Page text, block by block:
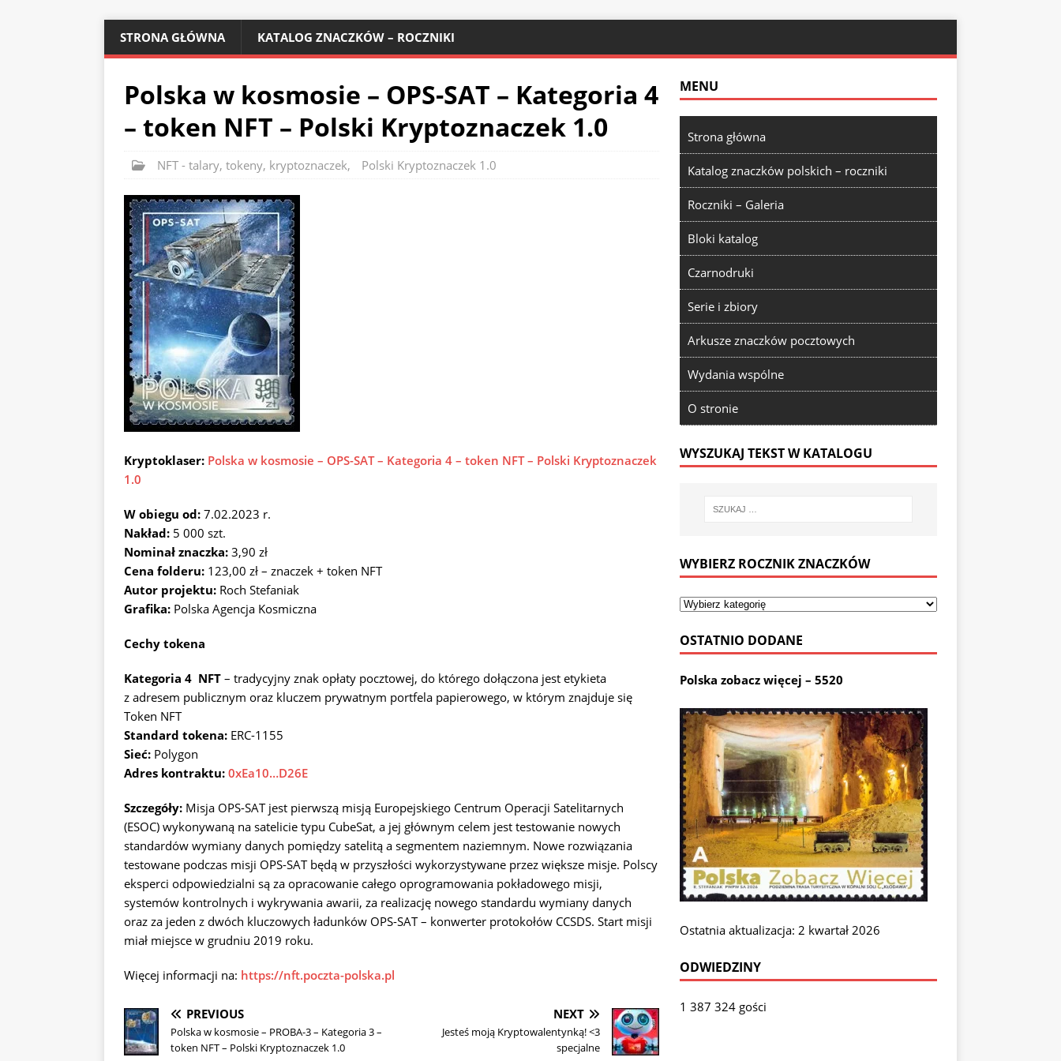
STRONA GŁÓWNA KATALOG ZNACZKÓW – ROCZNIKI
Polska w kosmosie – OPS-SAT – Kategoria 4
– token NFT – Polski Kryptoznaczek 1.0
NFT - talary, tokeny, kryptoznaczek, Polski Kryptoznaczek 1.0
Kryptoklaser: Polska w kosmosie – OPS-SAT – Kategoria 4 – token NFT – Polski Kryptoznaczek
1.0
W obiegu od: 7.02.2023 r.
Nakład: 5 000 szt.
Nominał znaczka: 3,90 zł
Cena folderu: 123,00 zł – znaczek + token NFT
Autor projektu: Roch Stefaniak
Grafika: Polska Agencja Kosmiczna
Cechy tokena
Kategoria 4 NFT – tradycyjny znak opłaty pocztowej, do którego dołączona jest etykieta
z adresem publicznym oraz kluczem prywatnym portfela papierowego, w którym znajduje się
Token NFT
Standard tokena: ERC-1155
Sieć: Polygon
Adres kontraktu: 0xEa10…D26E
Szczegóły: Misja OPS-SAT jest pierwszą misją Europejskiego Centrum Operacji Satelitarnych
(ESOC) wykonywaną na satelicie typu CubeSat, a jej głównym celem jest testowanie nowych
standardów wymiany danych pomiędzy satelitą a segmentem naziemnym. Nowe rozwiązania
testowane podczas misji OPS-SAT będą w przyszłości wykorzystywane przez większe misje. Polscy
eksperci odpowiedzialni są za opracowanie całego oprogramowania pokładowego misji,
systemów kontrolnych i wykrywania awarii, za realizację nowego standardu wymiany danych
oraz za jeden z dwóch kluczowych ładunków OPS-SAT – konwerter protokołów CCSDS. Start misji
miał miejsce w grudniu 2019 roku.
Więcej informacji na: https://nft.poczta-polska.pl
PREVIOUS
Polska w kosmosie – PROBA-3 – Kategoria 3 –
token NFT – Polski Kryptoznaczek 1.0
NEXT
Jesteś moją Kryptowalentynką! <3
specjalne
MENU
Strona główna
Katalog znaczków polskich – roczniki
Roczniki – Galeria
Bloki katalog
Czarnodruki
Serie i zbiory
Arkusze znaczków pocztowych
Wydania wspólne
O stronie
WYSZUKAJ TEKST W KATALOGU
WYBIERZ ROCZNIK ZNACZKÓW
OSTATNIO DODANE
Polska zobacz więcej – 5520
Ostatnia aktualizacja: 2 kwartał 2026
ODWIEDZINY
1 387 324 gości